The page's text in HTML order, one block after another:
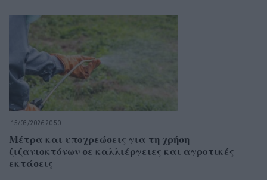
15/03/2026 20:50
Μέτρα και υποχρεώσεις για τη χρήση
ζιζανιοκτόνων σε καλλιέργειες και αγροτικές
εκτάσεις